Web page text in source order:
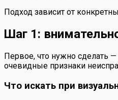
Подход зависит от
Шаг 1:
Первое, что нужно сделать
очевидные признаки
Что искать при